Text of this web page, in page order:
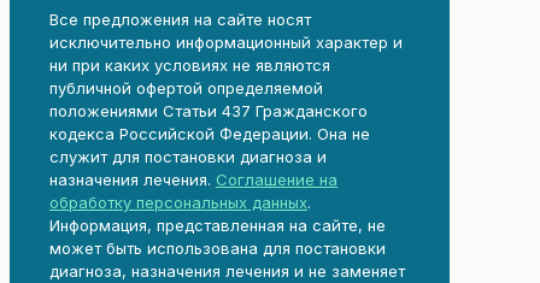
Все предложения на сайте носят
исключительно информационный характер и
ни при каких условиях не являются
публичной офертой определяемой
положениями Статьи 437 Гражданского
кодекса Российской Федерации. Она не
служит для постановки диагноза и
назначения лечения. Соглашение на
обработку персональных данных.
Информация, представленная на сайте, не
может быть использована для постановки
диагноза, назначения лечения и не заменяет